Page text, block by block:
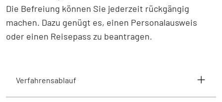
Die Befreiung können Sie jederzeit rückgängig
machen. Dazu genügt es, einen Personalausweis
oder einen Reisepass zu beantragen.
Verfahrensablauf